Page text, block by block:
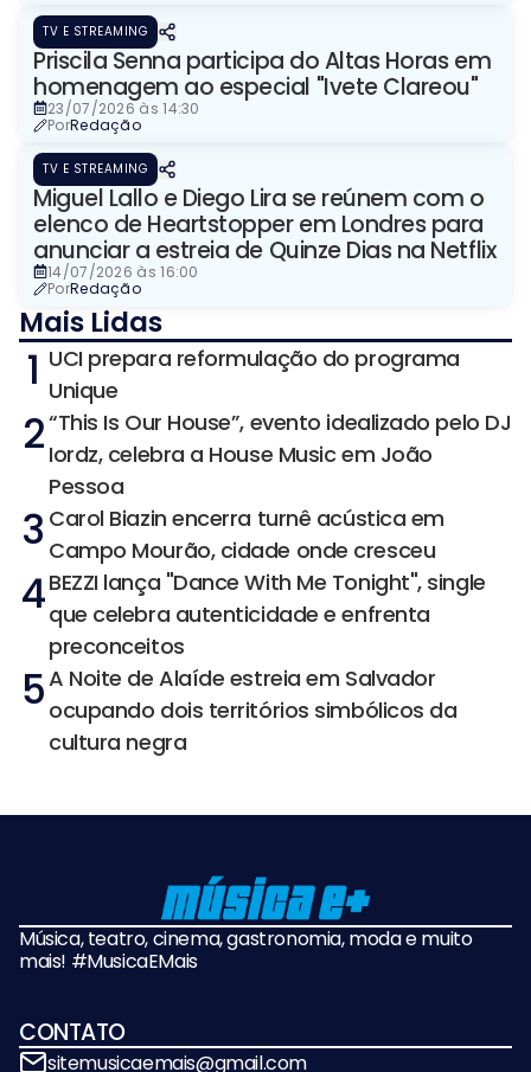
TV E STREAMING
Priscila Senna participa do Altas Horas em
homenagem ao especial "Ivete Clareou"
23/07/2026 às 14:30
PorRedação
TV E STREAMING
Miguel Lallo e Diego Lira se reúnem com o
elenco de Heartstopper em Londres para
anunciar a estreia de Quinze Dias na Netflix
14/07/2026 às 16:00
PorRedação
Mais Lidas
1 UCI prepara reformulação do programa
Unique
2“This Is Our House”, evento idealizado pelo DJ
Iordz, celebra a House Music em João
Pessoa
3 Carol Biazin encerra turnê acústica em
Campo Mourão, cidade onde cresceu
4BEZZI lança "Dance With Me Tonight", single
que celebra autenticidade e enfrenta
preconceitos
5A Noite de Alaíde estreia em Salvador
ocupando dois territórios simbólicos da
cultura negra
Música, teatro, cinema, gastronomia, moda e muito
mais! #MusicaEMais
CONTATO
sitemusicaemais@gmail.com